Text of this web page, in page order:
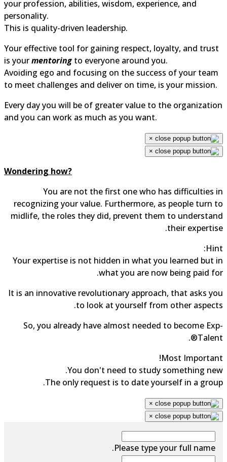
your profession, abilities, wisdom, experience, and
personality.
This is quality-driven leadership.
Your effective tool for gaining respect, loyalty, and trust
is yourmentoringto everyone around you.
Avoiding ego and focusing on the success of your team
to meet challenges and deliver on time, is your mission.
Every day you will be of greater value to the organization
and you can work as much as you want.
×
×
Wondering how?
You are not the first one who has difficulties in
recognizing your value. Furthermore, as people turn to
midlife, the roles they did, prevent them to understand
their expertise.
Hint:
Your expertise is not hidden in what you learned but in
what you are now being paid for.
It is an innovative revolutionary approach, that asks you
to look at yourself from other aspects.
So, you already have almost needed to become Exp-
Talent®.
Most Important!
You don't need to study something new.
The only request is to date yourself in a group.
×
×
Please type your full name.